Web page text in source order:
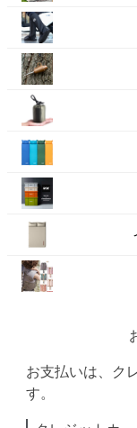
お支払いは、ク
す。